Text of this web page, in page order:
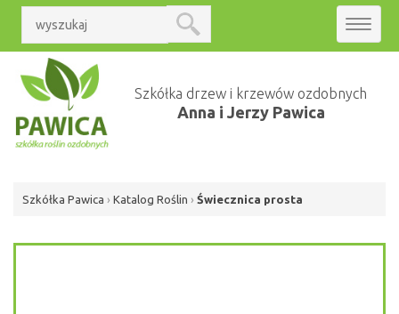
Szkółka drzew i krzewów ozdobnych
Anna i Jerzy Pawica
Toggle
Szkółka Pawica › Katalog Roślin › Świecznica prosta